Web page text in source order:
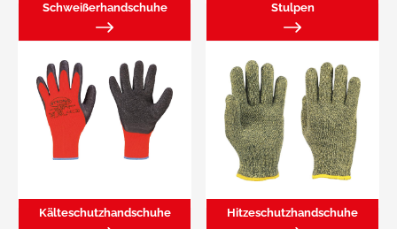
Schweißerhandschuhe Stulpen
Kälteschutzhandschuhe Hitzeschutzhandschuhe